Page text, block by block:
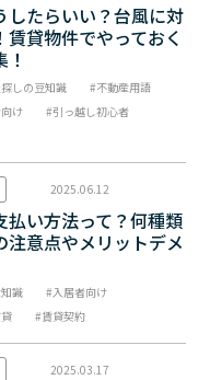
したらいい？台風に対
貸物件でやっておく
しの豆知識
不動産用語
け
引っ越し初心者
2025.06.12
払い方法って？何種類
注意点やメリットデメ
識
入居者向け
賃貸契約
2025.03.17